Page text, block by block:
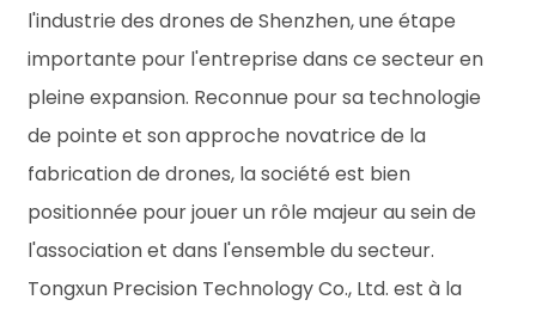
l'industrie des drones de Shenzhen, une étape
importante pour l'entreprise dans ce secteur en
pleine expansion. Reconnue pour sa technologie
de pointe et son approche novatrice de la
fabrication de drones, la société est bien
positionnée pour jouer un rôle majeur au sein de
l'association et dans l'ensemble du secteur.
Tongxun Precision Technology Co., Ltd. est à la